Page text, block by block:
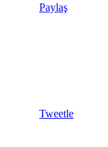
Paylaş
Tweetle